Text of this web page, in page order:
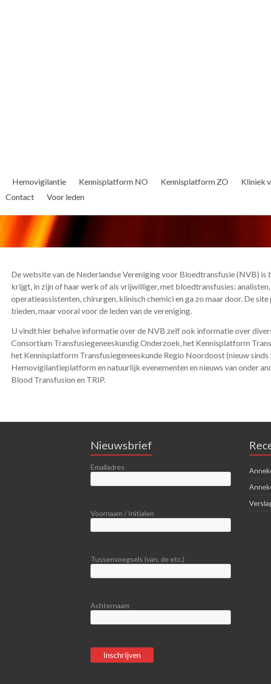
Hemovigilantie Kennisplatform NO Kennisplatform ZO
Kliniek
Contact Voor leden
De website van de Nederlandse Vereniging voor Bloedtransfusie (NVB) is
krijgt, in zijn of haar werk of als vrijwilliger, met bloedtransfusies:
operatieassistenten, chirurgen, klinisch chemici en ga zo maar door. De
bieden, maar vooral voor de leden van de vereniging.
U vindt hier behalve informatie over de NVB zelf ook informatie over
Consortium Transfusiegeneeskundig Onderzoek, het Kennisplatform
het Kennisplatform Transfusiegeneeskunde Regio Noordoost (nieuw sinds
Hemovigilantieplatform en natuurlijk evenementen en nieuws van onder
Blood Transfusion en TRIP.
Nieuwsbrief
Emailadres
Voornaam / Initialen
Tussenvoegsels (van, de etc.)
Achternaam